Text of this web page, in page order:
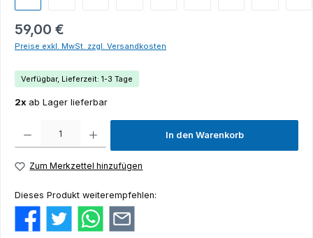
59,00 €
Preise exkl. MwSt. zzgl. Versandkosten
Verfügbar, Lieferzeit: 1-3 Tage
2x ab Lager lieferbar
In den Warenkorb
Zum Merkzettel hinzufügen
Dieses Produkt weiterempfehlen: